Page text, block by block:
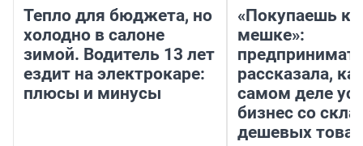
Тепло для бюджета, но
холодно в салоне
зимой. Водитель 13 лет
ездит на электрокаре:
плюсы и минусы
«Покупаешь
мешке»:
рассказала,
самом деле
бизнес со
дешевых